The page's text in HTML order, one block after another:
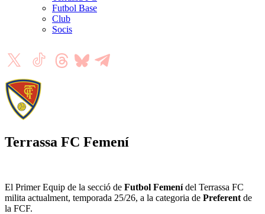
Futbol Base
Club
Socis
Terrassa FC Femení
El Primer Equip de la secció de Futbol Femenídel Terrassa FC
milita actualment, temporada 25/26, a la categoria de Preferent de
la FCF.